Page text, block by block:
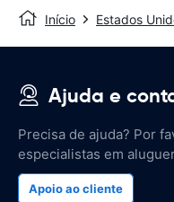
Início Estados
Ajuda e
Precisa de ajuda? Por
especialistas em
Apoio ao cliente